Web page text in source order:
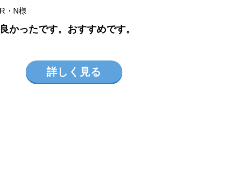
R・N様
良かったです。おすすめです。
詳しく見る